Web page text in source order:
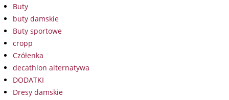
Buty
buty damskie
Buty sportowe
cropp
Czółenka
decathlon alternatywa
DODATKI
Dresy damskie